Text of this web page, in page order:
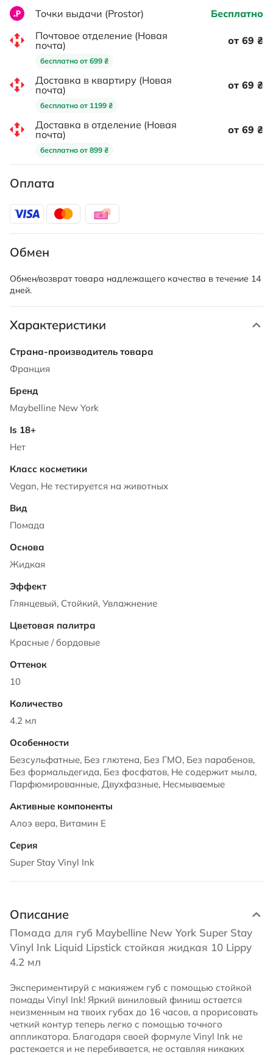
Точки выдачи (Prostor)
Бесплатно
Почтовое отделение (Новая
почта)
бесплатно от 699 ₴
от 69 ₴
Доставка в квартиру (Новая
почта)
бесплатно от 1199 ₴
от 69 ₴
Доставка в отделение (Новая
почта)
бесплатно от 899 ₴
от 69 ₴
Оплата
Обмен
Обмен/возврат товара надлежащего качества в течение 14
дней.
Характеристики
Характеристики
Франция
Maybelline New York
Нет
Vegan, Не тестируется на животных
Помада
Жидкая
Глянцевый, Стойкий, Увлажнение
Красные / бордовые
10
4.2 мл
Безсульфатные, Без глютена, Без ГМО, Без парабенов,
Без формальдегида, Без фосфатов, Не содержит мыла,
Парфюмированные, Двухфазные, Несмываемые
Алоэ вера, Витамин Е
Super Stay Vinyl Ink
Описание
Помада для губ Maybelline New York Super Stay
Vinyl Ink Liquid Lipstick стойкая жидкая 10 Lippy
4.2 мл
Экспериментируй с макияжем губ с помощью стойкой
помады Vinyl Ink! Яркий виниловый финиш остается
неизменным на твоих губах до 16 часов, а прорисовать
четкий контур теперь легко с помощью точного
аппликатора. Благодаря своей формуле Vinyl Ink не
растекается и не перебивается, не оставляя никаких